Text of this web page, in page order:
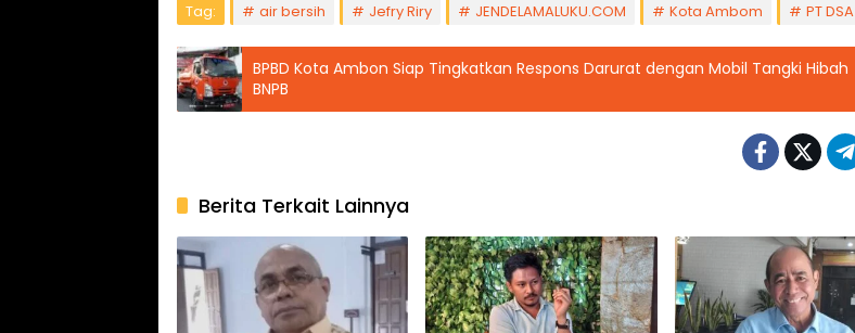
Tag: air bersih Jefry Riry JENDELAMALUKU.COM Kota Ambom PT DSA
BPBD Kota Ambon Siap Tingkatkan Respons Darurat dengan Mobil Tangki Hibah
BNPB
Berita Terkait Lainnya